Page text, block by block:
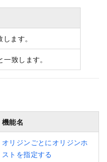
ます。
致します。
機能名
オリジンごとにオリジンホ
ストを指定する